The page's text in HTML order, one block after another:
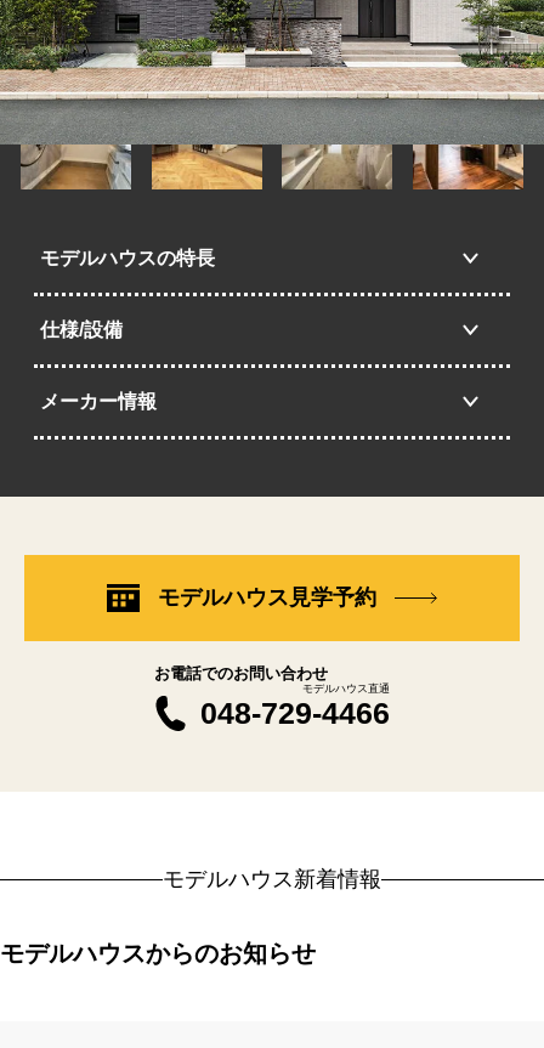
モデルハウスの特長
仕様/設備
メーカー情報
モデルハウス見学予約
お電話でのお問い合わせ
048-729-4466
モデルハウス直通
モデルハウス新着情報
モデルハウスからのお知らせ